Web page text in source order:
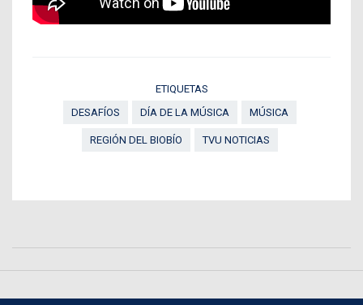
ETIQUETAS
DESAFÍOS
DÍA DE LA MÚSICA MÚSICA
REGIÓN DEL BIOBÍO TVU NOTICIAS